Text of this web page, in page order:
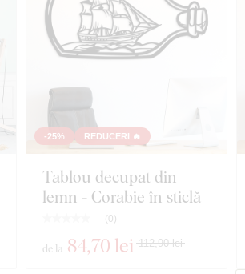
-25% REDUCERI 🔥
Tablou decupat din
lemn - Corabie în sticlă
( 0)
de la 84,70 lei 112,90 lei